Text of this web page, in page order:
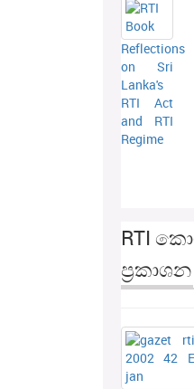
Reflections
on Sri
Lanka's
RTI Act
and RTI
Regime
RTI